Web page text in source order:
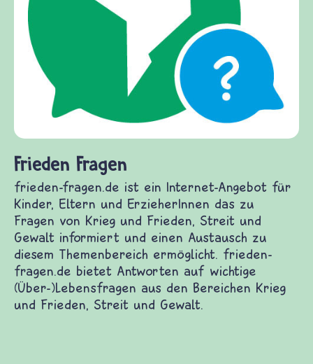
Frieden Fragen
frieden-fragen.de ist ein Internet-Angebot für
Kinder, Eltern und ErzieherInnen das zu
Fragen von Krieg und Frieden, Streit und
Gewalt informiert und einen Austausch zu
diesem Themenbereich ermöglicht. frieden-
fragen.de bietet Antworten auf wichtige
(Über-)Lebensfragen aus den Bereichen Krieg
und Frieden, Streit und Gewalt.